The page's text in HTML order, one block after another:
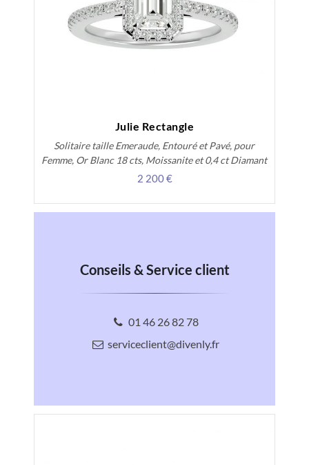
Julie Rectangle
Solitaire taille Emeraude, Entouré et Pavé, pour
Femme, Or Blanc 18 cts, Moissanite et 0,4 ct Diamant
2 200 €
Conseils & Service client
01 46 26 82 78
serviceclient@divenly.fr